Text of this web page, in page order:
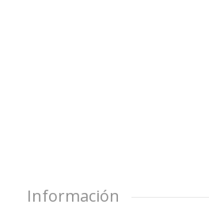
Información